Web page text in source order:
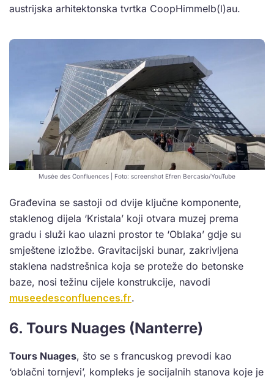
austrijska arhitektonska tvrtka CoopHimmelb(l)au.
Musée des Confluences | Foto: screenshot Efren Bercasio/YouTube
Građevina se sastoji od dvije ključne komponente,
staklenog dijela ‘Kristala’ koji otvara muzej prema
gradu i služi kao ulazni prostor te ‘Oblaka’ gdje su
smještene izložbe. Gravitacijski bunar, zakrivljena
staklena nadstrešnica koja se proteže do betonske
baze, nosi težinu cijele konstrukcije, navodi
museedesconfluences.fr.
6. Tours Nuages (Nanterre)
Tours Nuages, što se s francuskog prevodi kao
‘oblačni tornjevi’, kompleks je socijalnih stanova koje je